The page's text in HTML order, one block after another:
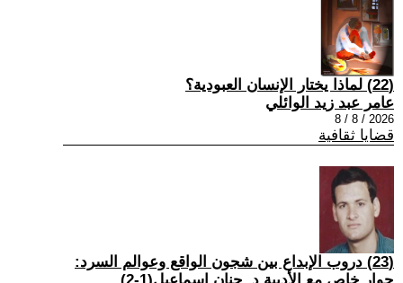
(22) لماذا يختار الإنسان العبودية؟
عامر عبد زيد الوائلي
2026 / 8 / 8
قضايا ثقافية
(23) دروب الإبداع بين شجون الواقع وعوالم السرد: